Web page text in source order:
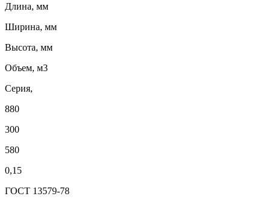
Длина, мм
Ширина, мм
Высота, мм
Объем, м3
Серия,
880
300
580
0,15
ГОСТ 13579-78